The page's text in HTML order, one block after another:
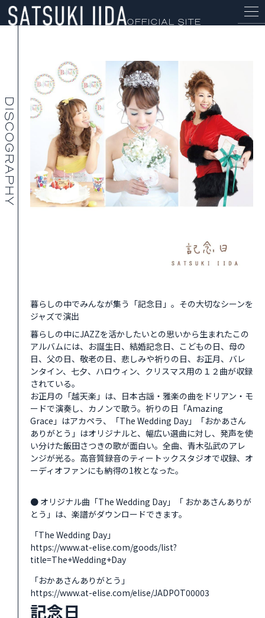
OFFICIAL SITE
NEWS
PROFILE
SCHEDULE
DISCOGRAPHY
暮らしの中でみんなが集う「記念日」。その大切なシーンを
ジャズで演出
暮らしの中にJAZZを活かしたいとの思いから生まれたこの
アルバムには、お誕生日、結婚記念日、こどもの日、母の
日、父の日、敬老の日、悲しみや祈りの日、お正月、バレ
ンタイン、七夕、ハロウィン、クリスマス用の１２曲が収録
されている。
お正月の「越天楽」は、日本古謡・雅楽の曲をドリアン・モ
ードで演奏し、カノンで歌う。祈りの日「Amazing
Grace」はアカペラ、「The Wedding Day」「おかあさん
ありがとう」はオリジナルと、幅広い選曲に対し、発声を使
い分けた飯田さつきの歌が面白い。全曲、青木弘武のアレ
ンジが光る。高音質録音のティートックスタジオで収録、オ
ーディオファンにも納得の1枚となった。
● オリジナル曲「The Wedding Day」「 おかあさんありが
とう」は、楽譜がダウンロードできます。
「The Wedding Day」
https://www.at-elise.com/goods/list?
title=The+Wedding+Day
「おかあさんありがとう」
https://www.at-elise.com/elise/JADPOT00003
記念日